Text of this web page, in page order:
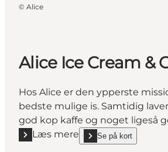
© Alice
Alice Ice Cream &
Hos Alice er den ypperste
bedste mulige is. Samtidig
god kop kaffe og noget ligeså
Læs mere
Læs mere "Alice Ice Cream &
Se på kort
show Alice Ice Cream &